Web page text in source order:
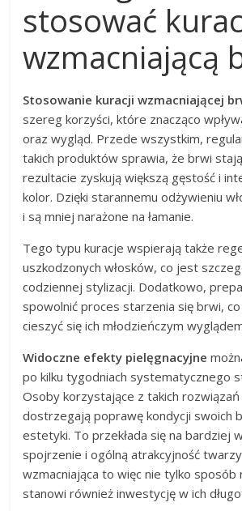
stosować
wzmacniającą
Stosowanie kuracji wzmacniającej
szereg korzyści, które znacząco
oraz wygląd. Przede wszystkim,
takich produktów sprawia, że brwi
rezultacie zyskują większą gęstość i
kolor. Dzięki starannemu odżywieniu
i są mniej narażone na łamanie.
Tego typu kuracje wspierają także
uszkodzonych włosków, co jest
codziennej stylizacji. Dodatkowo,
spowolnić proces starzenia się brwi, co
cieszyć się ich młodzieńczym
Widoczne efekty pielęgnacyjne
po kilku tygodniach systematycznego
Osoby korzystające z takich
dostrzegają poprawę kondycji swoich
estetyki. To przekłada się na bardziej
spojrzenie i ogólną atrakcyjność
wzmacniająca to więc nie tylko sposób
stanowi również inwestycję w ich